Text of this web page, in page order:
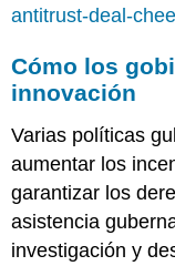
antitrust-deal-
Cómo los
innovación
Varias políticas
aumentar los
garantizar los
asistencia
investigación y